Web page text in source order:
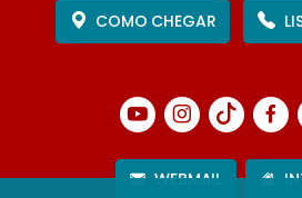
COMO CHEGAR
WEBMAIL